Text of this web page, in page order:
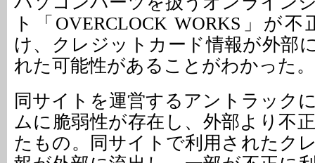
ト「OVERCLOCK WORKS」が
け、クレジットカード情報が外部
れた可能性があることがわかった。
同サイトを運営するアントラック
ムに脆弱性が存在し、外部より不
たもの。同サイトで利用されたク